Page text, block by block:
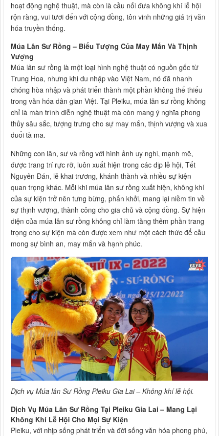
hoạt động nghệ thuật, mà còn là cầu nối đưa không khí lễ hội
rộn ràng, vui tươi đến với cộng đồng, tôn vinh những giá trị văn
hóa truyền thống.
Múa Lân Sư Rồng – Biểu Tượng Của May Mắn Và Thịnh
Vượng
Múa lân sư rồng là một loại hình nghệ thuật có nguồn gốc từ
Trung Hoa, nhưng khi du nhập vào Việt Nam, nó đã nhanh
chóng hòa nhập và phát triển thành một phần không thể thiếu
trong văn hóa dân gian Việt. Tại Pleiku, múa lân sư rồng không
chỉ là màn trình diễn nghệ thuật mà còn mang ý nghĩa phong
thủy sâu sắc, tượng trưng cho sự may mắn, thịnh vượng và xua
đuổi tà ma.
Những con lân, sư và rồng với hình ảnh uy nghi, mạnh mẽ,
được trang trí rực rỡ, luôn xuất hiện trong các dịp lễ hội, Tết
Nguyên Đán, lễ khai trương, khánh thành và nhiều sự kiện
quan trọng khác. Mỗi khi múa lân sư rồng xuất hiện, không khí
của sự kiện trở nên tưng bừng, phấn khởi, mang lại niềm tin về
sự thịnh vượng, thành công cho gia chủ và cộng đồng. Sự hiện
diện của múa lân sư rồng không chỉ làm tăng thêm phần trang
trọng cho sự kiện mà còn được xem như một cách thức để cầu
mong sự bình an, may mắn và hạnh phúc.
Dịch vụ Múa lân Sư Rồng Pleiku Gia Lai – Không khí lễ hội.
Dịch Vụ Múa Lân Sư Rồng Tại Pleiku Gia Lai – Mang Lại
Không Khí Lễ Hội Cho Mọi Sự Kiện
Pleiku, với nhịp sống phát triển và đời sống văn hóa phong phú,